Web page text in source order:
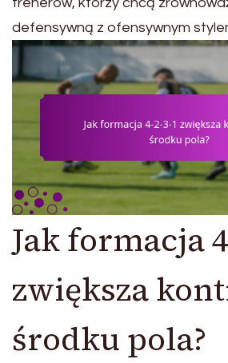
defensywną z ofensywnym
Jak formacja
zwiększa
środku pola?